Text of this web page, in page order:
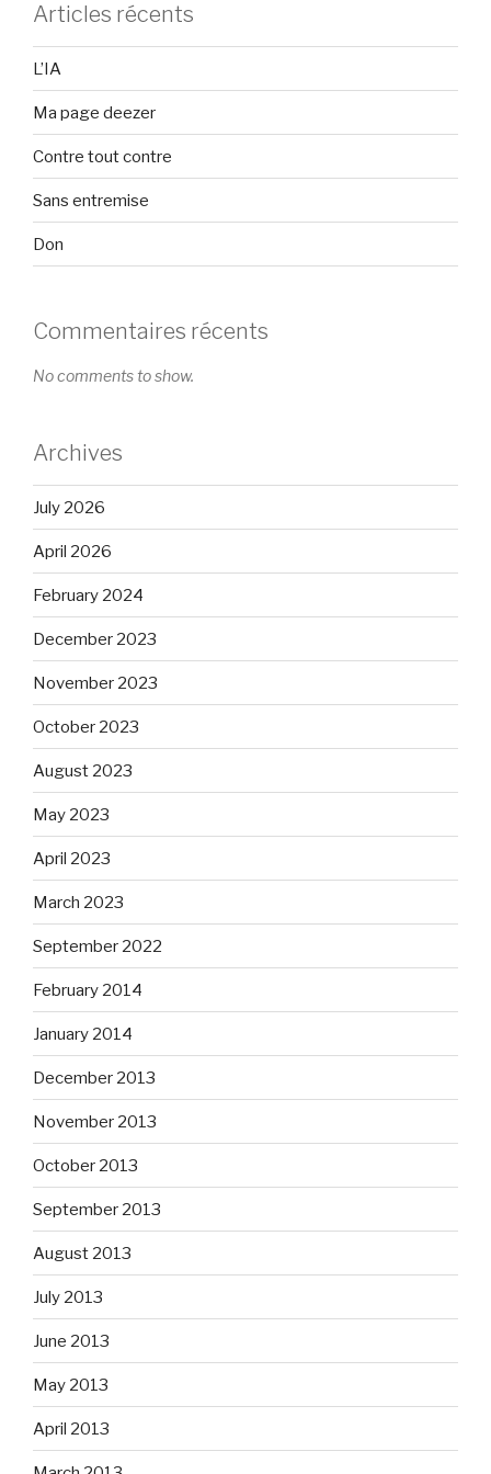
Articles récents
L’IA
Ma page deezer
Contre tout contre
Sans entremise
Don
Commentaires récents
No comments to show.
Archives
July 2026
April 2026
February 2024
December 2023
November 2023
October 2023
August 2023
May 2023
April 2023
March 2023
September 2022
February 2014
January 2014
December 2013
November 2013
October 2013
September 2013
August 2013
July 2013
June 2013
May 2013
April 2013